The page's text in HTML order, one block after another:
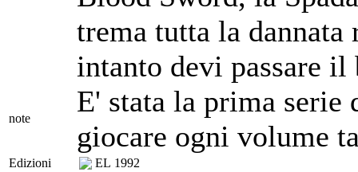
trema tutta la
intanto devi passare il
note
E' stata la prima serie
giocare ogni volume
Edizioni EL 1992